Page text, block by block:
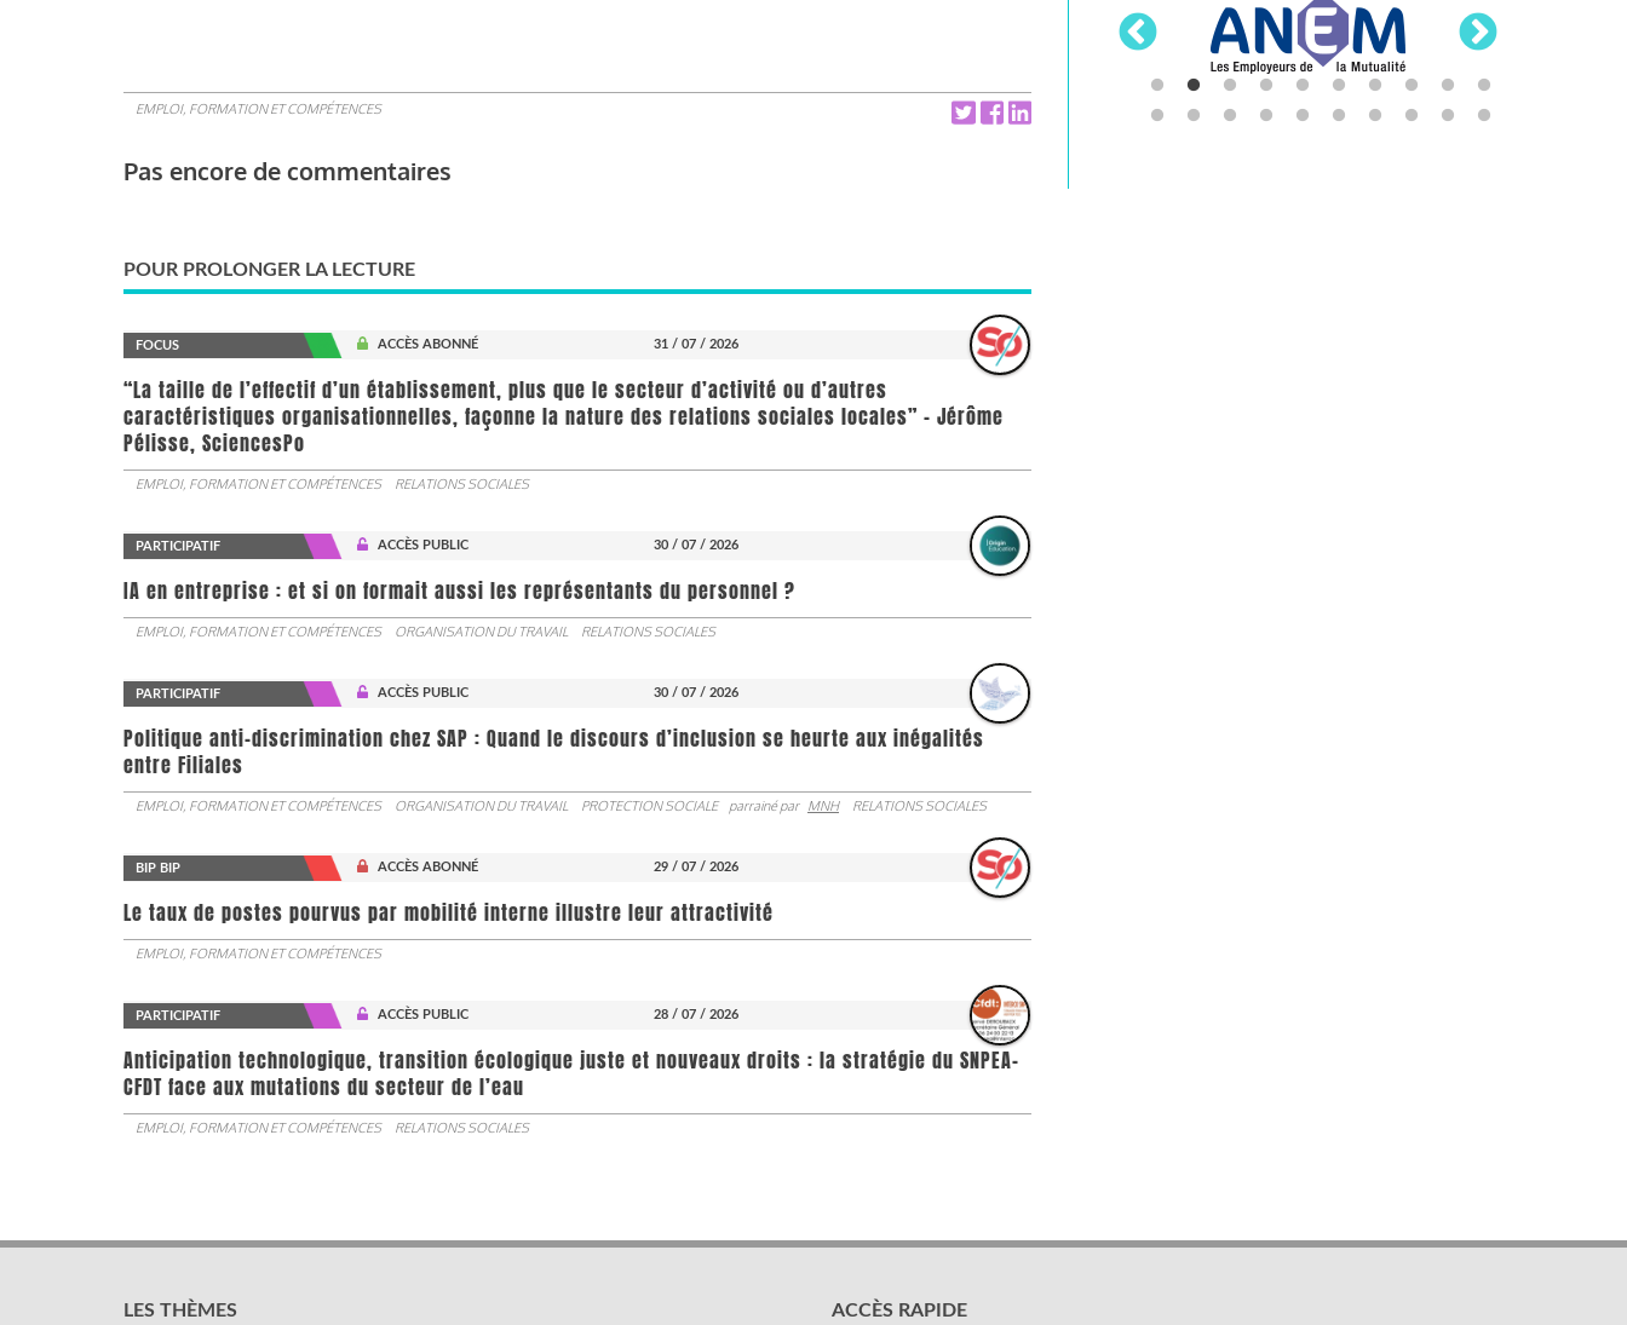
EMPLOI, FORMATION ET COMPÉTENCES
Pas encore de commentaires
POUR PROLONGER LA LECTURE
FOCUS ACCÈS ABONNÉ 31 / 07 / 2026
“La taille de l’effectif d’un établissement, plus que le secteur d’activité ou d’autres
caractéristiques organisationnelles, façonne la nature des relations sociales locales” - Jérôme
Pélisse, SciencesPo
EMPLOI, FORMATION ET COMPÉTENCES RELATIONS SOCIALES
PARTICIPATIF ACCÈS PUBLIC 30 / 07 / 2026
IA en entreprise : et si on formait aussi les représentants du personnel ?
EMPLOI, FORMATION ET COMPÉTENCES ORGANISATION DU TRAVAIL RELATIONS SOCIALES
PARTICIPATIF ACCÈS PUBLIC 30 / 07 / 2026
Politique anti-discrimination chez SAP : Quand le discours d’inclusion se heurte aux inégalités
entre Filiales
EMPLOI, FORMATION ET COMPÉTENCES ORGANISATION DU TRAVAIL PROTECTION SOCIALE parrainé par MNH RELATIONS SOCIALES
BIP BIP ACCÈS ABONNÉ 29 / 07 / 2026
Le taux de postes pourvus par mobilité interne illustre leur attractivité
EMPLOI, FORMATION ET COMPÉTENCES
PARTICIPATIF ACCÈS PUBLIC 28 / 07 / 2026
Anticipation technologique, transition écologique juste et nouveaux droits : la stratégie du SNPEA-
CFDT face aux mutations du secteur de l’eau
EMPLOI, FORMATION ET COMPÉTENCES RELATIONS SOCIALES
LES THÈMES ACCÈS RAPIDE